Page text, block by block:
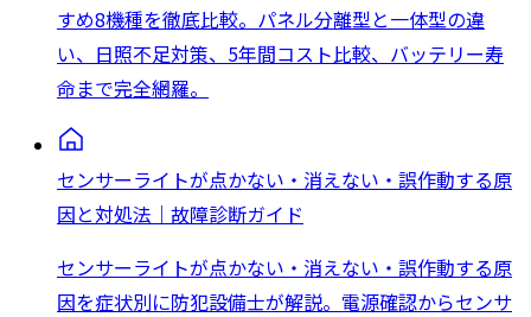
すめ8機種を徹底比較。パネル分離型と一体型の違
い、日照不足対策、5年間コスト比較、バッテリー寿
命まで完全網羅。
センサーライトが点かない・消えない・誤作動する原
因と対処法｜故障診断ガイド
センサーライトが点かない・消えない・誤作動する原
因を症状別に防犯設備士が解説。電源確認からセンサ